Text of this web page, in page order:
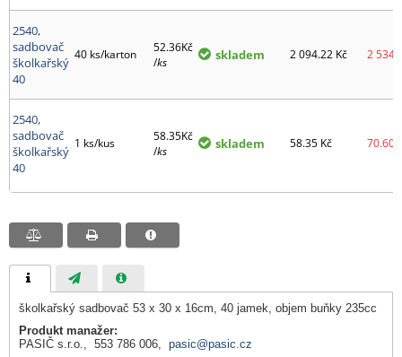
2540,
sadbovač
školkařský
40
40 ks/karton
52.36Kč
/ks skladem 2 094.22 Kč 2
2540,
sadbovač
školkařský
40
1 ks/kus
58.35Kč
/ks skladem 58.35 Kč 70.60
školkařský sadbovač 53 x 30 x 16cm, 40 jamek, objem buňky 235cc
Produkt manažer:
PASIČ s.r.o., 553 786 006, pasic@pasic.cz